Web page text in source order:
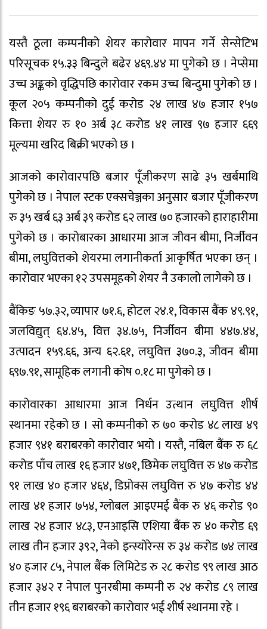
यस्तै ठूला कम्पनीको शेयर कारोवार मापन गर्ने सेन्सेटिभ
परिसूचक १५.३३ बिन्दुले बढेर ४६९.४४ मा पुगेको छ । नेप्सेमा
उच्च अङ्कको वृद्धिपछि कारोवार रकम उच्च बिन्दुमा पुगेको छ ।
कूल २०५ कम्पनीको दुई करोड २४ लाख ४७ हजार १५७
कित्ता शेयर रु १० अर्ब ३८ करोड ४१ लाख ९७ हजार ६६९
मूल्यमा खरिद बिक्री भएको छ ।
आजको कारोवारपछि बजार पूँजीकरण साढे ३५ खर्बमाथि
पुगेको छ । नेपाल स्टक एक्सचेञ्जका अनुसार बजार पूँजीकरण
रु ३५ खर्ब ६३ अर्ब ३९ करोड ६२ लाख ७० हजारको हाराहारीमा
पुगेको छ । कारोबारका आधारमा आज जीवन बीमा, निर्जीवन
बीमा, लघुवित्तको शेयरमा लगानीकर्ता आकृर्षित भएका छन् ।
कारोवार भएका १२ उपसमूहको शेयर नै उकालो लागेको छ ।
बैंकिङ ५७.३२, व्यापार ७१.६, होटल २४.१, विकास बैंक ४९.९१,
जलविद्युत् ६४.४५, वित्त ३४.७५, निर्जीवन बीमा ४४७.४४,
उत्पादन १५९.६६, अन्य ६२.६१, लघुवित्त ३७०.३, जीवन बीमा
६९७.९१, सामूहिक लगानी कोष ०.१८ मा पुगेको छ ।
कारोवारका आधारमा आज निर्धन उत्थान लघुवित्त शीर्ष
स्थानमा रहेको छ । सो कम्पनीको रु ७० करोड ४८ लाख ४९
हजार ९४१ बराबरको कारोवार भयो । यस्तै, नबिल बैंक रु ६८
करोड पाँच लाख १६ हजार ४७१, छिमेक लघुवित्त रु ४७ करोड
९१ लाख ४० हजार ४६४, डिप्रोक्स लघुवित्त रु ४७ करोड ४४
लाख ४१ हजार ७५४, ग्लोबल आइएमई बैंक रु ४६ करोड ९०
लाख २४ हजार ४८३, एनआइसि एशिया बैंक रु ४० करोड ६९
लाख तीन हजार ३९२, नेको इन्स्योरेन्स रु ३४ करोड ७४ लाख
४० हजार ८५, नेपाल बैंक लिमिटेड रु २८ करोड ९९ लाख आठ
हजार ३४२ र नेपाल पुनरबीमा कम्पनी रु २४ करोड ८९ लाख
तीन हजार १९६ बराबरको कारोवार भई शीर्ष स्थानमा रहे ।